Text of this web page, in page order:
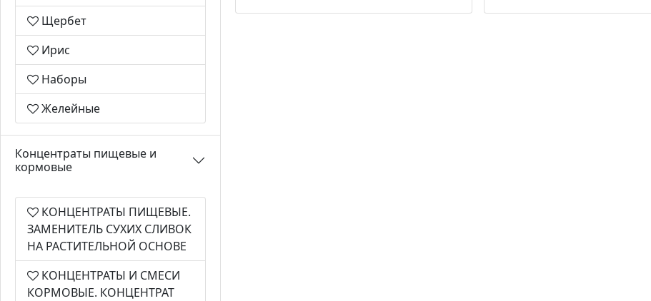
Щербет
Ирис
Наборы
Желейные
Концентраты пищевые и
кормовые
КОНЦЕНТРАТЫ ПИЩЕВЫЕ.
ЗАМЕНИТЕЛЬ СУХИХ СЛИВОК
НА РАСТИТЕЛЬНОЙ ОСНОВЕ
КОНЦЕНТРАТЫ И СМЕСИ
КОРМОВЫЕ. КОНЦЕНТРАТ